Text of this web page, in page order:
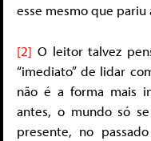
esse mesmo que
[2] O leitor talvez
“imediato” de lidar
não é a forma mais
antes, o mundo só
presente, no